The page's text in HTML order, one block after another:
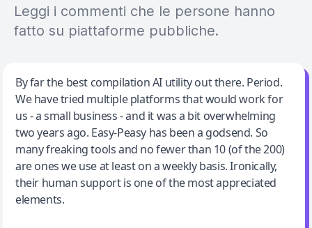
Leggi i commenti che le persone hanno
fatto su piattaforme pubbliche.
Jeff Wilson
By far the best compilation AI utility
By far the best compilation AI utility out there. Period.
We have tried multiple platforms that would work for
us - a small business - and it was a bit overwhelming
two years ago. Easy-Peasy has been a godsend. So
many freaking tools and no fewer than 10 (of the 200)
are ones we use at least on a weekly basis. Ironically,
their human support is one of the most appreciated
elements.